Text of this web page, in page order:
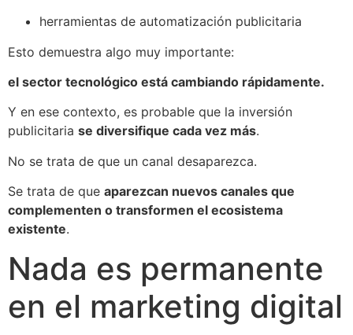
herramientas de automatización publicitaria
Esto demuestra algo muy importante:
el sector tecnológico está cambiando rápidamente.
Y en ese contexto, es probable que la inversión
publicitaria se diversifique cada vez más.
No se trata de que un canal desaparezca.
Se trata de que aparezcan nuevos canales que
complementen o transformen el ecosistema
existente.
Nada es permanente
en el marketing digital